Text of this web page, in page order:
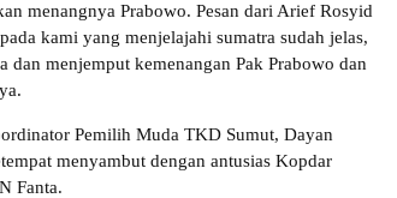
menangnya Prabowo. Pesan dari Arief Rosyid
kami yang menjelajahi sumatra sudah jelas,
menjemput kemenangan Pak Prabowo dan
Pemilih Muda TKD Sumut, Dayan
menyambut dengan antusias Kopdar
Fanta.